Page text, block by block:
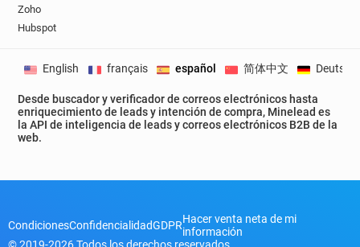
Zoho
Hubspot
Desde buscador y verificador de correos electrónicos hasta
enriquecimiento de leads y intención de compra, Minelead es
la API de inteligencia de leads y correos electrónicos B2B de la
web.
English français español 简体中文 Deutsch
CondicionesConfidencialidadGDPRHacer venta neta de mi
información